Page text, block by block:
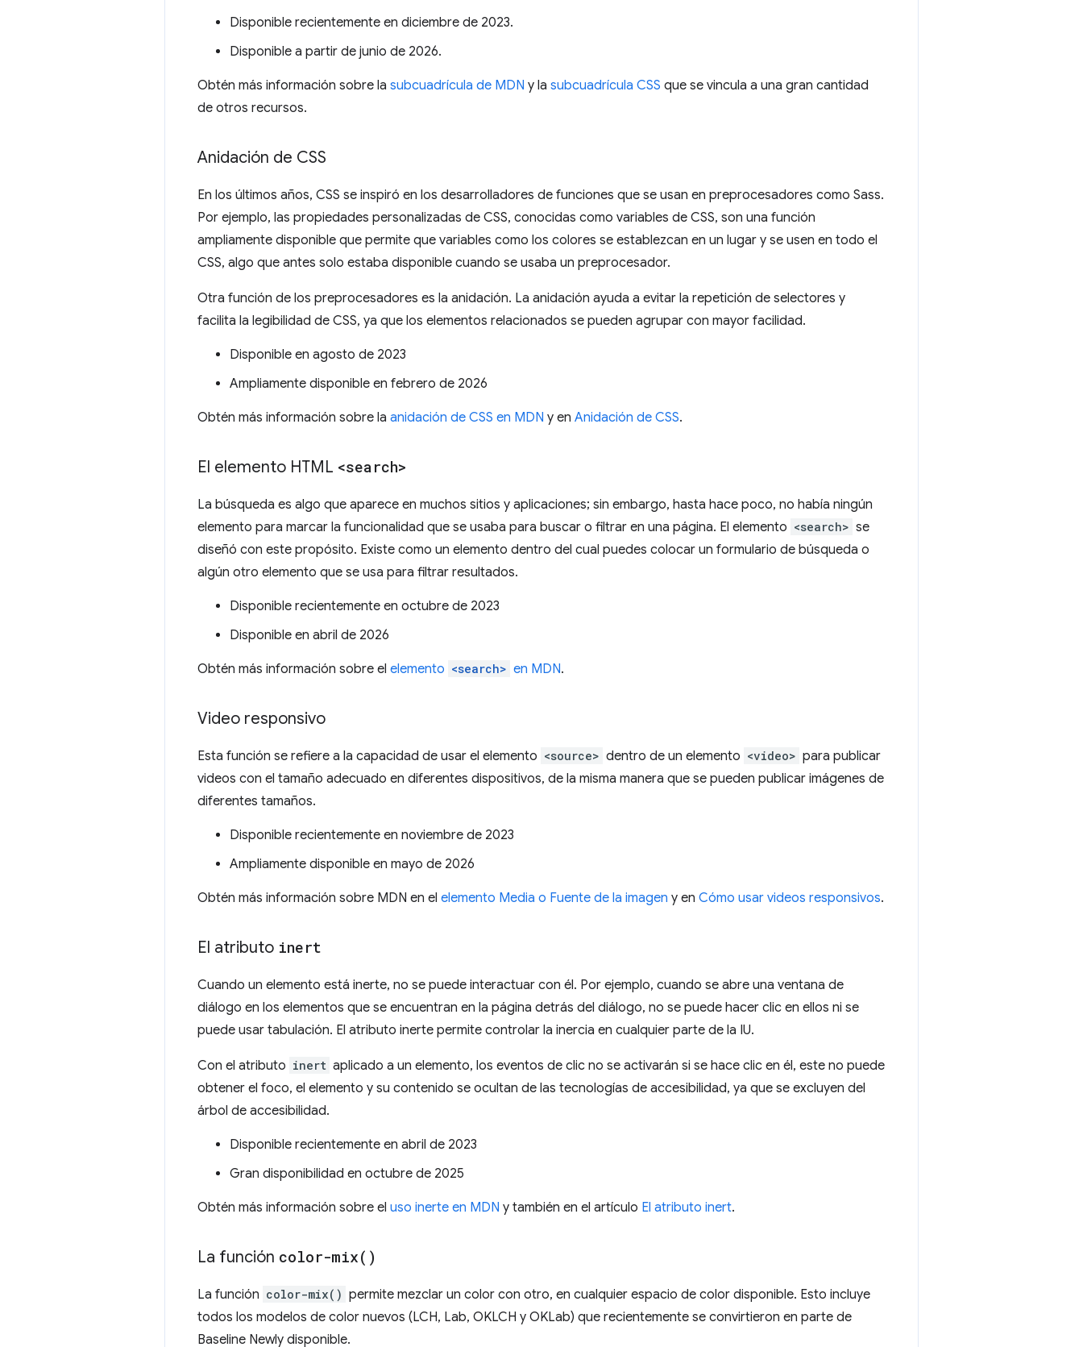
Disponible recientemente en diciembre de 2023.
Disponible a partir de junio de 2026.
Obtén más información sobre la subcuadrícula de MDN y la subcuadrícula CSS que se vincula a una gran cantidad
de otros recursos.
Anidación de CSS
En los últimos años, CSS se inspiró en los desarrolladores de funciones que se usan en preprocesadores como Sass.
Por ejemplo, las propiedades personalizadas de CSS, conocidas como variables de CSS, son una función
ampliamente disponible que permite que variables como los colores se establezcan en un lugar y se usen en todo el
CSS, algo que antes solo estaba disponible cuando se usaba un preprocesador.
Otra función de los preprocesadores es la anidación. La anidación ayuda a evitar la repetición de selectores y
facilita la legibilidad de CSS, ya que los elementos relacionados se pueden agrupar con mayor facilidad.
Disponible en agosto de 2023
Ampliamente disponible en febrero de 2026
Obtén más información sobre la anidación de CSS en MDN y en Anidación de CSS.
El elemento HTML <search>
La búsqueda es algo que aparece en muchos sitios y aplicaciones; sin embargo, hasta hace poco, no había ningún
elemento para marcar la funcionalidad que se usaba para buscar o filtrar en una página. El elemento <search> se
diseñó con este propósito. Existe como un elemento dentro del cual puedes colocar un formulario de búsqueda o
algún otro elemento que se usa para filtrar resultados.
Disponible recientemente en octubre de 2023
Disponible en abril de 2026
Obtén más información sobre el elemento <search> en MDN.
Video responsivo
Esta función se refiere a la capacidad de usar el elemento <source> dentro de un elemento <video> para publicar
videos con el tamaño adecuado en diferentes dispositivos, de la misma manera que se pueden publicar imágenes de
diferentes tamaños.
Disponible recientemente en noviembre de 2023
Ampliamente disponible en mayo de 2026
Obtén más información sobre MDN en el elemento Media o Fuente de la imagen y en Cómo usar videos responsivos.
El atributo inert
Cuando un elemento está inerte, no se puede interactuar con él. Por ejemplo, cuando se abre una ventana de
diálogo en los elementos que se encuentran en la página detrás del diálogo, no se puede hacer clic en ellos ni se
puede usar tabulación. El atributo inerte permite controlar la inercia en cualquier parte de la IU.
Con el atributo inert aplicado a un elemento, los eventos de clic no se activarán si se hace clic en él, este no puede
obtener el foco, el elemento y su contenido se ocultan de las tecnologías de accesibilidad, ya que se excluyen del
árbol de accesibilidad.
Disponible recientemente en abril de 2023
Gran disponibilidad en octubre de 2025
Obtén más información sobre el uso inerte en MDN y también en el artículo El atributo inert.
La función color-mix( )
La función color-mix() permite mezclar un color con otro, en cualquier espacio de color disponible. Esto incluye
todos los modelos de color nuevos (LCH, Lab, OKLCH y OKLab) que recientemente se convirtieron en parte de
Baseline Newly disponible.